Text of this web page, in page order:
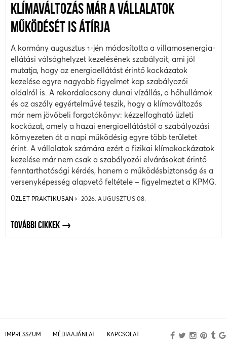
KLÍMAVÁLTOZÁS MÁR A VÁLLALATOK
MŰKÖDÉSÉT IS ÁTÍRJA
A kormány augusztus 1-jén módosította a villamosenergia-
ellátási válsághelyzet kezelésének szabályait, ami jól
mutatja, hogy az energiaellátást érintő kockázatok
kezelése egyre nagyobb figyelmet kap szabályozói
oldalról is. A rekordalacsony dunai vízállás, a hőhullámok
és az aszály egyértelművé teszik, hogy a klímaváltozás
már nem jövőbeli forgatókönyv: kézzelfogható üzleti
kockázat, amely a hazai energiaellátástól a szabályozási
környezeten át a napi működésig egyre több területet
érint. A vállalatok számára ezért a fizikai klímakockázatok
kezelése már nem csak a szabályozói elvárásokat érintő
fenntarthatósági kérdés, hanem a működésbiztonság és a
versenyképesség alapvető feltétele – figyelmeztet a KPMG.
ÜZLET PRAKTIKUSAN 2026. AUGUSZTUS 08.
TOVÁBBI CIKKEK
IMPRESSZUM MÉDIAAJÁNLAT KAPCSOLAT